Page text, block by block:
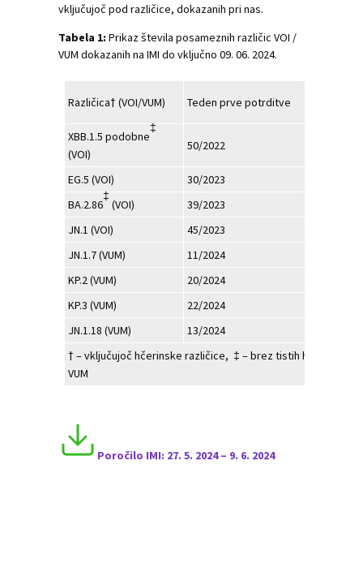
vključujoč pod različice, dokazanih pri nas.
Tabela 1: Prikaz števila posameznih različic VOI /
VUM dokazanih na IMI do vključno 09. 06. 2024.
Različica† (VOI/VUM) Teden prve potrditve
XBB.1.5 podobne
‡
(VOI)
50/2022
EG.5 (VOI) 30/2023
BA.2.86
‡
(VOI) 39/2023
JN.1 (VOI)
45/2023
JN.1.7 (VUM)
11/2024
KP.2 (VUM)
20/2024
KP.3 (VUM)
22/2024
JN.1.18 (VUM)
13/2024
† – vključujoč hčerinske različice, ‡ – brez tistih hčerinskih
VUM
Poročilo IMI: 27. 5. 2024 – 9. 6. 2024